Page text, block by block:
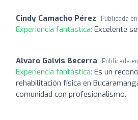
Cindy Camacho Pérez Publicada en
Experiencia fantástica: Excelente
Alvaro Galvis Becerra Publicada en
Experiencia fantástica: Es un
rehabilitación física en
comunidad con profesionalismo.